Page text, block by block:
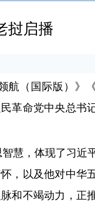
挝启播
航（国际版）》
革命党中央总书
慧，体现了习近
，以及他对中华
和不竭动力，正